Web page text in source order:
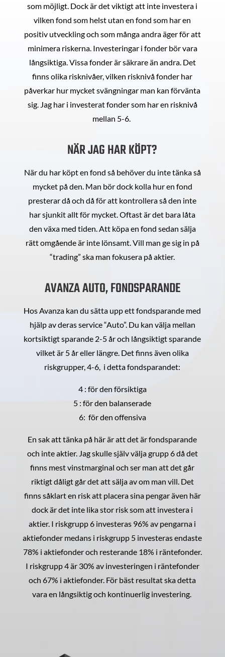
som möjligt. Dock är det viktigt att inte investera i
vilken fond som helst utan en fond som har en
positiv utveckling och som många andra äger för att
minimera riskerna. Investeringar i fonder bör vara
långsiktiga. Vissa fonder är säkrare än andra. Det
finns olika risknivåer, vilken risknivå fonder har
påverkar hur mycket svängningar man kan förvänta
sig. Jag har i investerat fonder som har en risknivå
mellan 5-6.
NÄR JAG HAR KÖPT?
När du har köpt en fond så behöver du inte tänka så
mycket på den. Man bör dock kolla hur en fond
presterar då och då för att kontrollera så den inte
har sjunkit allt för mycket. Oftast är det bara låta
den växa med tiden. Att köpa en fond sedan sälja
rätt omgående är inte lönsamt. Vill man ge sig in på
“trading” ska man fokusera på aktier.
AVANZA AUTO, FONDSPARANDE
Hos Avanza kan du sätta upp ett fondsparande med
hjälp av deras service “Auto”. Du kan välja mellan
kortsiktigt sparande 2-5 år och långsiktigt sparande
vilket är 5 år eller längre. Det finns även olika
riskgrupper, 4-6, i detta fondsparandet:
4 : för den försiktiga
5 : för den balanserade
6: för den offensiva
En sak att tänka på här är att det är fondsparande
och inte aktier. Jag skulle själv välja grupp 6 då det
finns mest vinstmarginal och ser man att det går
riktigt dåligt går det att sälja av om man vill. Det
finns såklart en risk att placera sina pengar även här
dock är det inte lika stor risk som att investera i
aktier. I riskgrupp 6 investeras 96% av pengarna i
aktiefonder medans i riskgrupp 5 investeras endaste
78% i aktiefonder och resterande 18% i räntefonder.
I riskgrupp 4 är 30% av investeringen i räntefonder
och 67% i aktiefonder. För bäst resultat ska detta
vara en långsiktig och kontinuerlig investering.